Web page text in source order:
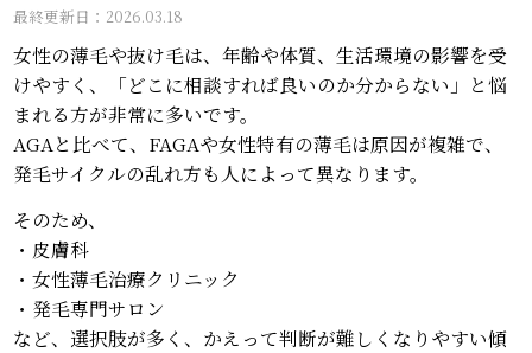
最終更新日：2026.03.18
女性の薄毛や抜け毛は、年齢や体質、生活環境の影響を受
けやすく、「どこに相談すれば良いのか分からない」と悩
まれる方が非常に多いです。
AGAと比べて、FAGAや女性特有の薄毛は原因が複雑で、
発毛サイクルの乱れ方も人によって異なります。
そのため、
・皮膚科
・女性薄毛治療クリニック
・発毛専門サロン
など、選択肢が多く、かえって判断が難しくなりやすい傾